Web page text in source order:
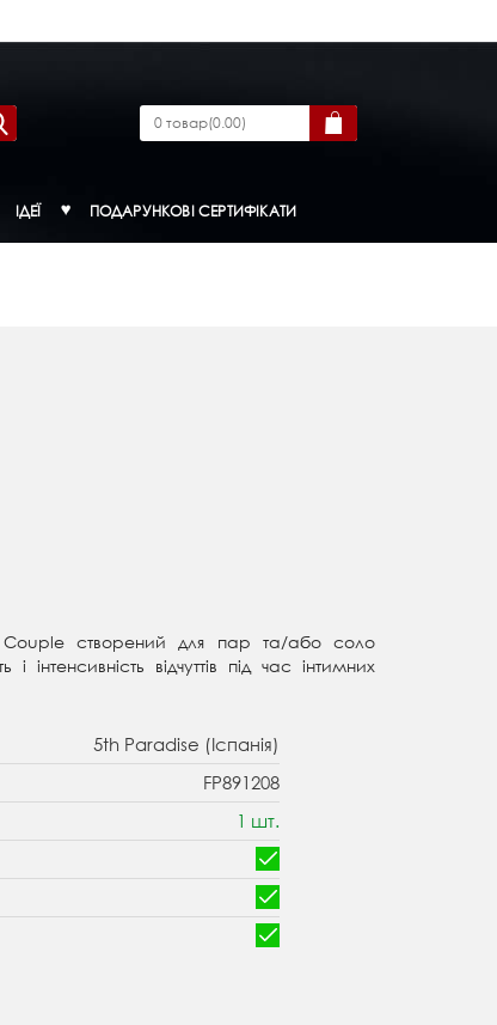
0товар(0.00)
ІДЕЇ ПОДАРУНКОВІ СЕРТИФІКАТИ
Couple створений для пар та/або соло
інтенсивність відчуттів під час інтимних
5th Paradise (Іспанія)
FP891208
1 шт.